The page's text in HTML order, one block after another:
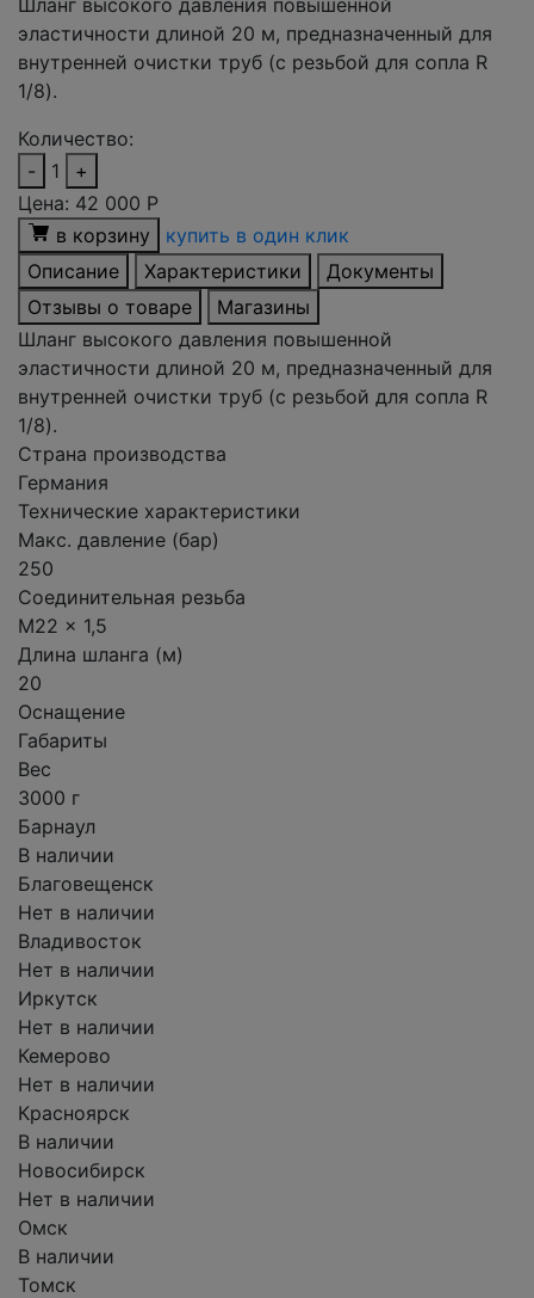
Шланг высокого давления повышенной
эластичности длиной 20 м, предназначенный для
внутренней очистки труб (с резьбой для сопла R
1/8).
Количество:
-
1
+
Цена: 42 000 Р
в корзину
купить в один клик
Описание
Характеристики
Документы
Отзывы о товаре
Магазины
Шланг высокого давления повышенной
эластичности длиной 20 м, предназначенный для
внутренней очистки труб (с резьбой для сопла R
1/8).
Страна производства
Германия
Технические характеристики
Макс. давление (бар)
250
Соединительная резьба
M22 x 1,5
Длина шланга (м)
20
Оснащение
Габариты
Вес
3000 г
Барнаул
В наличии
Благовещенск
Нет в наличии
Владивосток
Нет в наличии
Иркутск
Нет в наличии
Кемерово
Нет в наличии
Красноярск
В наличии
Новосибирск
Нет в наличии
Омск
В наличии
Томск